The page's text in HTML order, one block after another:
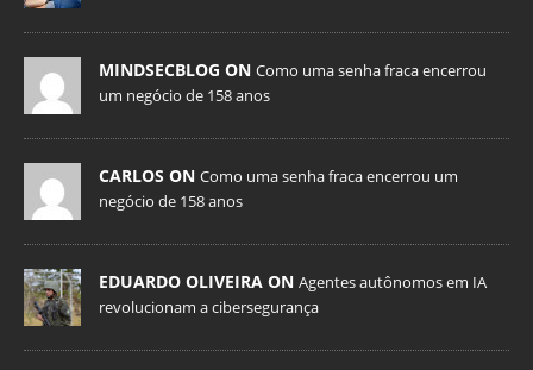
MINDSECBLOG ON Como uma senha fraca encerrou
um negócio de 158 anos
CARLOS ON Como uma senha fraca encerrou um
negócio de 158 anos
EDUARDO OLIVEIRA ON Agentes autônomos em IA
revolucionam a cibersegurança